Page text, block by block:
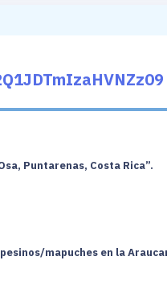
Puntarenas, Costa Rica”.
mapuches en la